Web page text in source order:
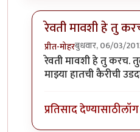
रेवती मावशी हे तु
प्रीत-मोहरबुधवार, 06/03/
In reply toहा धागा
रेवती मावशी हे तु करच.
माझ्या हातची कैरीची
प्रतिसाद देण्यासाठी